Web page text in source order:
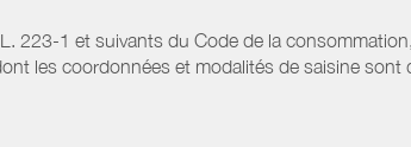
223-1 et suivants du Code de la
les coordonnées et modalités de saisine